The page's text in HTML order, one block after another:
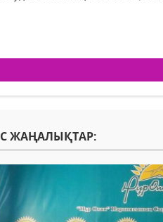
ЖАҢАЛЫҚТАР: